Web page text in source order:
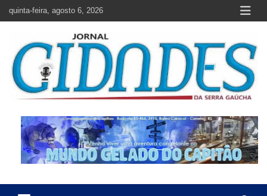
quinta-feira, agosto 6, 2026
Jornal Cidades da Serra Gaúcha